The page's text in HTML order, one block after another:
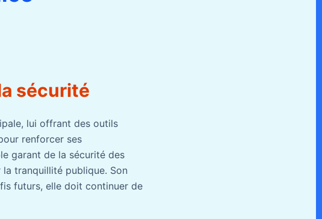
sécurité
lui offrant des outils
renforcer ses
garant de la sécurité des
tranquillité publique. Son
futurs, elle doit continuer de